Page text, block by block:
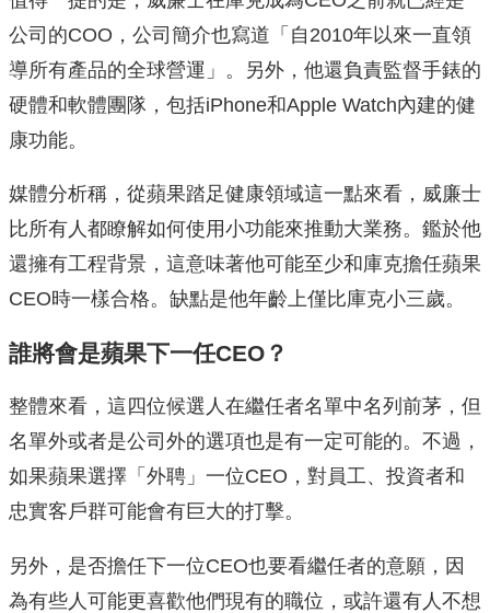
公司的COO，公司簡介也寫道「自2010年以來一直領
導所有產品的全球營運」。另外，他還負責監督手錶的
硬體和軟體團隊，包括iPhone和Apple Watch內建的健
康功能。
媒體分析稱，從蘋果踏足健康領域這一點來看，威廉士
比所有人都瞭解如何使用小功能來推動大業務。鑑於他
還擁有工程背景，這意味著他可能至少和庫克擔任蘋果
CEO時一樣合格。缺點是他年齡上僅比庫克小三歲。
誰將會是蘋果下一任CEO？
整體來看，這四位候選人在繼任者名單中名列前茅，但
名單外或者是公司外的選項也是有一定可能的。不過，
如果蘋果選擇「外聘」一位CEO，對員工、投資者和
忠實客戶群可能會有巨大的打擊。
另外，是否擔任下一位CEO也要看繼任者的意願，因
為有些人可能更喜歡他們現有的職位，或許還有人不想